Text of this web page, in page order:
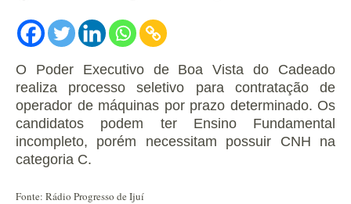
O Poder Executivo de Boa Vista do Cadeado
realiza processo seletivo para contratação de
operador de máquinas por prazo determinado. Os
candidatos podem ter Ensino Fundamental
incompleto, porém necessitam possuir CNH na
categoria C.
Fonte: Rádio Progresso de Ijuí